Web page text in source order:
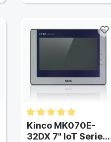
Kinco MK070E-
32DX 7" IoT Series